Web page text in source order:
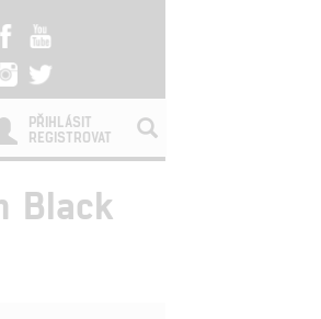
PŘIHLÁSIT
REGISTROVAT
Black